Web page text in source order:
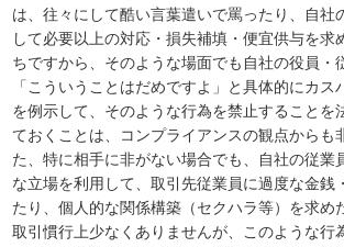
は、往々にして酷い言葉遣いで罵ったり、自社
して必要以上の対応・損失補填・便宜供与を求
ちですから、そのような場面でも自社の役員・
「こういうことはだめですよ」と具体的にカス
を例示して、そのような行為を禁止することを
ておくことは、コンプライアンスの観点からも
た、特に相手に非がない場合でも、自社の従業
な立場を利用して、取引先従業員に過度な金銭
たり、個人的な関係構築（セクハラ等）を求め
取引慣行上少なくありませんが、このような行